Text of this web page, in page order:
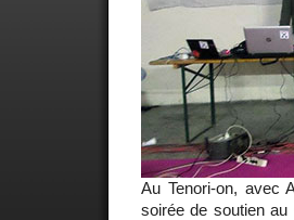
Au Tenori-on, avec
soirée de soutien